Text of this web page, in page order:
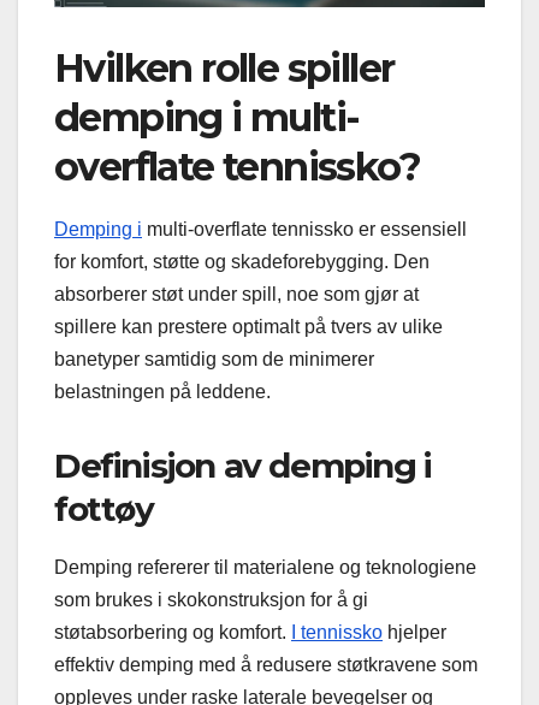
Hvilken rolle spiller
demping i multi-
overflate tennissko?
Demping i multi-overflate tennissko er essensiell
for komfort, støtte og skadeforebygging. Den
absorberer støt under spill, noe som gjør at
spillere kan prestere optimalt på tvers av ulike
banetyper samtidig som de minimerer
belastningen på leddene.
Definisjon av demping i
fottøy
Demping refererer til materialene og teknologiene
som brukes i skokonstruksjon for å gi
støtabsorbering og komfort.
I tennissko hjelper
effektiv demping med å redusere støtkravene som
oppleves under raske laterale bevegelser og